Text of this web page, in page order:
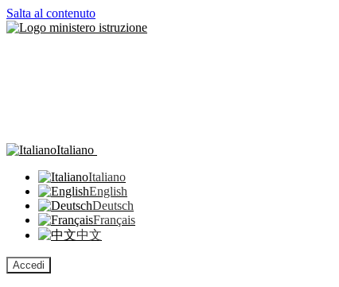
Salta al contenuto
Italiano
Italiano
English
Deutsch
Français
中文
Accedi